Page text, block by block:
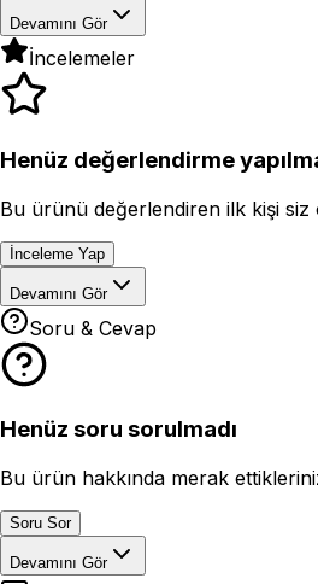
Devamını Gör
İncelemeler
Henüz değerlendirme
Bu ürünü değerlendiren ilk kişi siz
İnceleme Yap
Devamını Gör
Soru & Cevap
Henüz soru sorulmadı
Bu ürün hakkında merak
Soru Sor
Devamını Gör